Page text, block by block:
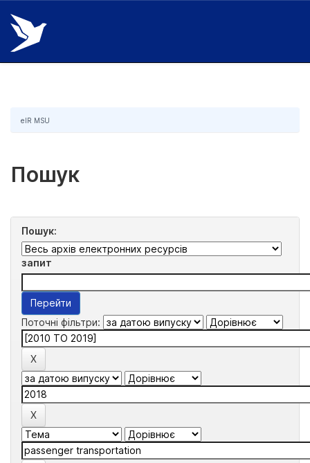
Skip
navigation
eIR MSU
Пошук
Пошук:
запит
Поточні фільтри: